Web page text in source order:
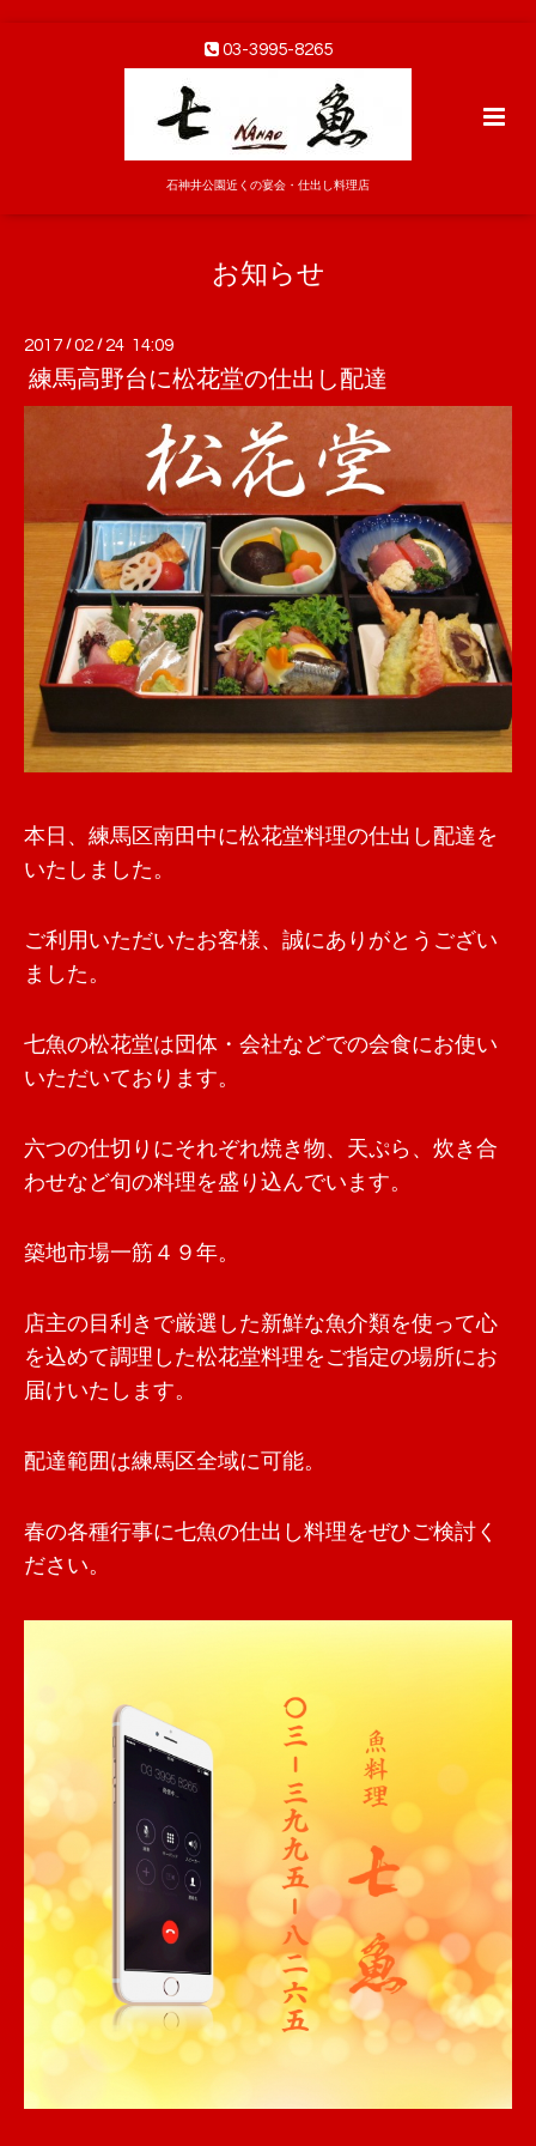
03-3995-8265
石神井公園近くの宴会・仕出し料理店
お知らせ
2017 /02 / 24 14:09
練馬高野台に松花堂の仕出し配達
本日、練馬区南田中に松花堂料理の仕出し配達を
いたしました。
ご利用いただいたお客様、誠にありがとうござい
ました。
七魚の松花堂は団体・会社などでの会食にお使い
いただいております。
六つの仕切りにそれぞれ焼き物、天ぷら、炊き合
わせなど旬の料理を盛り込んでいます。
築地市場一筋４９年。
店主の目利きで厳選した新鮮な魚介類を使って心
を込めて調理した松花堂料理をご指定の場所にお
届けいたします。
配達範囲は練馬区全域に可能。
春の各種行事に七魚の仕出し料理をぜひご検討く
ださい。